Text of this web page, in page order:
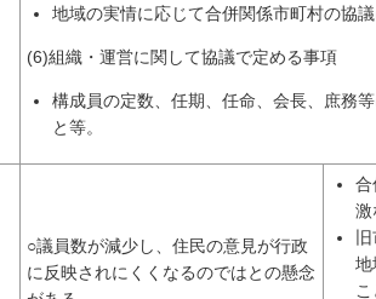
地域の実情に応じて合併関係市町村の協議
(6)組織・運営に関して協議で定める事項
構成員の定数、任期、任命、会長、庶務
と等。
○議員数が減少し、住民の意見が行政
に反映されにくくなるのではとの懸念
合
激
地